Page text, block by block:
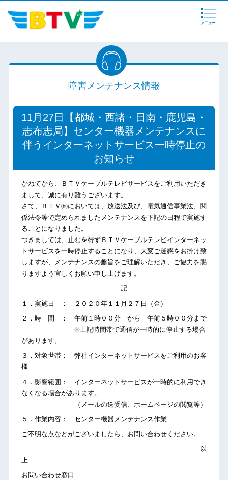
メニュー
障害メンテナンス情報
11月27日【都城・西諸・日南・鹿児島・
志布志局】センター機器メンテナンスに
伴うインターネットサービス一時停止の
お知らせ
かねてから、ＢＴＶケーブルテレビサービスをご利用いただき
まして、誠に有り難うございます。
さて、ＢＴＶ㈱においては、放送法及び、電気通信事業法、関
係法令等で定められましたメンテナンスを下記の日程で実施す
ることになりました。
つきましては、止むを得ずＢＴＶケーブルテレビインターネッ
トサービスを一時停止することになり、大変ご迷惑をお掛け致
しますが、メンテナンスの趣旨をご理解いただき、ご協力を賜
りますよう宜しくお願い申し上げます。
記
１．実施日 ： ２０２０年１１月２７日（金）
２．時 間 ： 午前１時００分 から 午前５時００分まで
※上記時間帯で通信が一時的に停止する場合
があります。
３．対象世帯： 弊社インターネットサービスをご利用のお客
様
４．影響範囲： インターネットサービスが一時的に利用でき
なくなる場合があります。
（メールの送受信、ホームページの閲覧等）
５．作業内容： センター機器メンテナンス作業
ご不明な点などがございましたら、お問い合わせください。
以
上
お問い合わせ窓口